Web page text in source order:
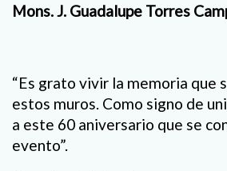
Mons. J. Guadalupe Torres
“Es grato vivir la memoria que
estos muros. Como signo de
a este 60 aniversario que se
evento”.